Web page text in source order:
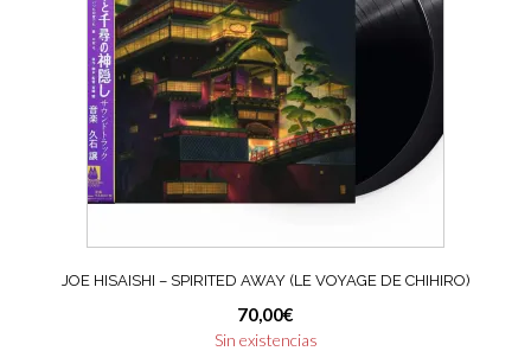
JOE HISAISHI – SPIRITED AWAY (LE VOYAGE DE CHIHIRO)
70,00€
Sin existencias